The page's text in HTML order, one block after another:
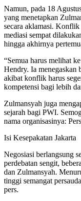
Namun, pada 18
yang menetapkan
secara aklamasi.
mediasi sempat
hingga akhirnya
“Semua harus melihat
Hendry. Ia menegaskan
akibat konflik harus
kompetensi bagi lebih
Zulmansyah juga
sejarah bagi PWI.
nama organisasinya:
Isi Kesepakatan Jakarta
Negosiasi berlangsung
perdebatan sengit,
dan Zulmansyah.
tinggi semangat
pers.